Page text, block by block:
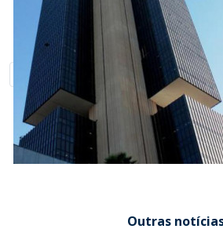
Outras